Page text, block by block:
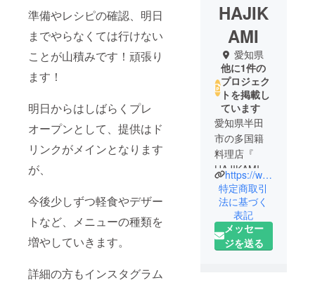
準備やレシピの確認、明日
までやらなくては行けない
ことが山積みです！頑張り
ます！
明日からはしばらくプレ
オープンとして、提供はド
リンクがメインとなります
が、
今後少しずつ軽食やデザー
トなど、メニューの種類を
増やしていきます。
詳細の方もインスタグラム
HAJIK
AMI
愛知県
他に1件の
プロジェク
トを掲載し
ています
愛知県半田
市の多国籍
料理店『
HAJIKAMI 』
世界を２周
したオー
ナーによ
る、世界の
料理を楽し
https://www.instagram.com/hajikami_handa/
特定商取引
法に基づく
表記
メッセー
ジを送る